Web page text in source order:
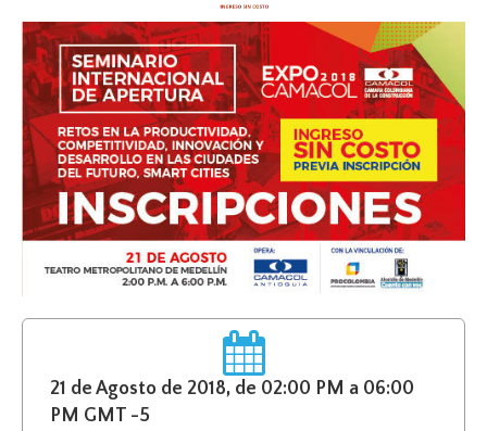
21 de Agosto de 2018, de 02:00 PM a 06:00
PM GMT -5